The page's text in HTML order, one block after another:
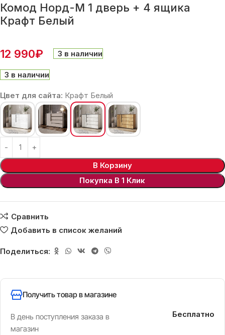
Комод Норд-М 1 дверь + 4 ящика
Крафт Белый
12 990₽ 3 в наличии
3 в наличии
Цвет для сайта: Крафт Белый
В Корзину
Покупка В 1 Клик
Сравнить
Добавить в список желаний
Поделиться:
Получить товар в магазине
В день поступления заказа в
магазин
Бесплатно